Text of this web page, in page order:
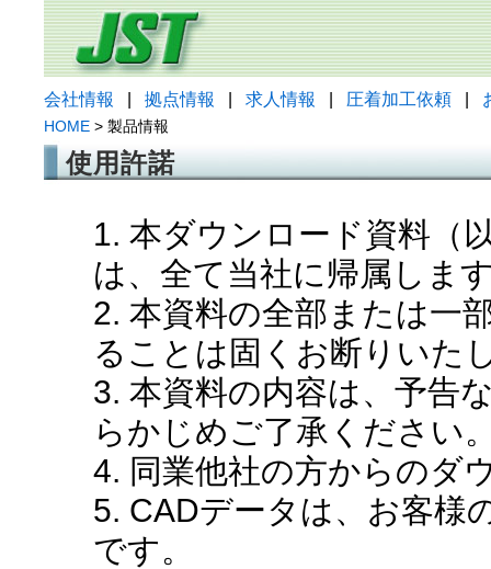
会社情報 拠点情報 求人情報 圧着加工依頼
HOME > 製品情報
使用許諾
1. 本ダウンロード資料（
は、全て当社に帰属しま
2. 本資料の全部または一
ることは固くお断りいた
3. 本資料の内容は、予告
らかじめご了承ください
4. 同業他社の方からのダ
5. CADデータは、お客様
です。